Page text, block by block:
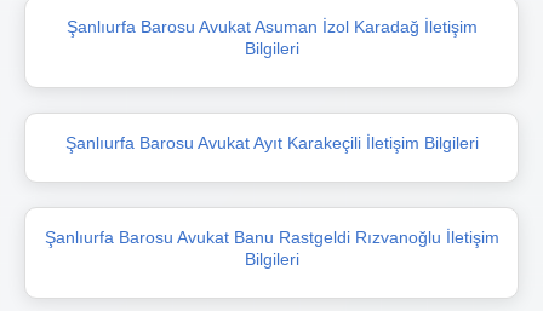
Şanlıurfa Barosu Avukat Asuman İzol Karadağ İletişim
Bilgileri
Şanlıurfa Barosu Avukat Ayıt Karakeçili İletişim Bilgileri
Şanlıurfa Barosu Avukat Banu Rastgeldi Rızvanoğlu İletişim
Bilgileri